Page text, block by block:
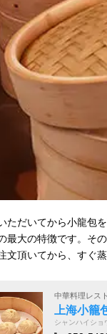
ただいてから小龍包
最大の特徴です。そ
文頂いてから、すぐ
中華料理レス
上海小籠
シャンハイショ